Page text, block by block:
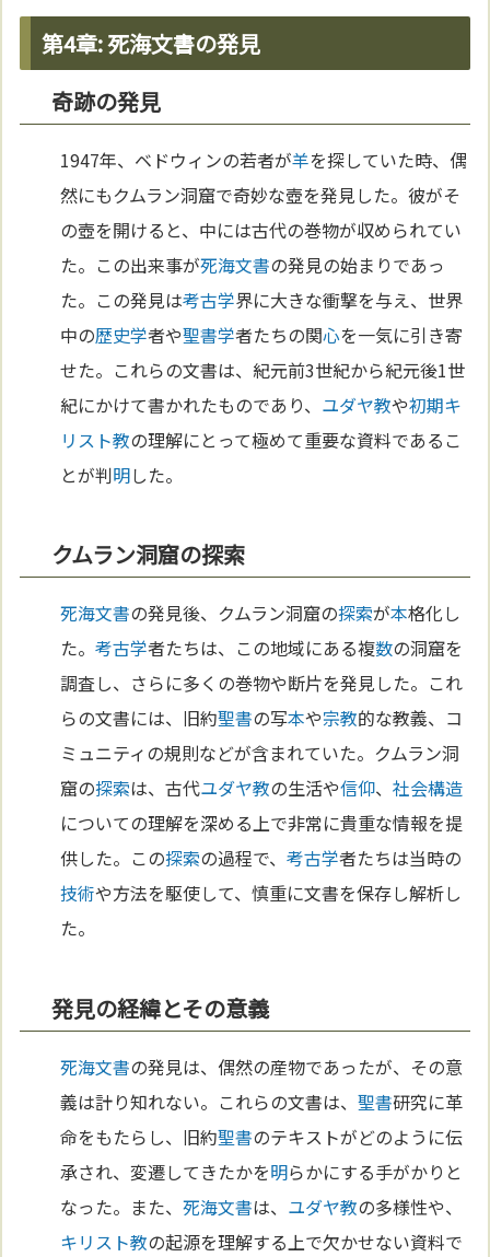
第4章: 死海文書の発見
奇跡の発見
1947年、ベドウィンの若者が羊を探していた時、偶
然にもクムラン洞窟で奇妙な壺を発見した。彼がそ
の壺を開けると、中には古代の巻物が収められてい
た。この出来事が死海文書の発見の始まりであっ
た。この発見は考古学界に大きな衝撃を与え、世界
中の歴史学者や聖書学者たちの関心を一気に引き寄
せた。これらの文書は、紀元前3世紀から紀元後1世
紀にかけて書かれたものであり、 ユダヤ教や初期キ
リスト教の理解にとって極めて重要な資料であるこ
とが判明した。
クムラン洞窟の探索
死海文書の発見後、クムラン洞窟の探索が本格化し
た。考古学者たちは、この地域にある複数の洞窟を
調査し、さらに多くの巻物や断片を発見した。これ
らの文書には、旧約聖書の写本や宗教的な教義、コ
ミュニティの規則などが含まれていた。クムラン洞
窟の探索は、古代ユダヤ教の生活や信仰、社会構造
についての理解を深める上で非常に貴重な情報を提
供した。この探索の過程で、考古学者たちは当時の
技術や方法を駆使して、慎重に文書を保存し解析し
た。
発見の経緯とその意義
死海文書の発見は、偶然の産物であったが、その意
義は計り知れない。これらの文書は、聖書研究に革
命をもたらし、旧約聖書のテキストがどのように伝
承され、変遷してきたかを明らかにする手がかりと
なった。また、死海文書は、 ユダヤ教の多様性や、
キリスト教の起源を理解する上で欠かせない資料で